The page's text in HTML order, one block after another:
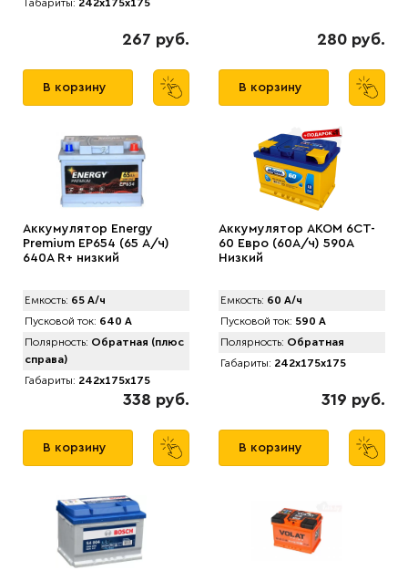
267 руб.
В корзину
280 руб.
В корзину
Аккумулятор Energy
Premium EP654 (65 А/ч)
640A R+ низкий
Емкость: 65 А/ч
Пусковой ток: 640 А
Полярность: Обратная (плюс
справа)
Габариты: 242x175x175
338 руб.
В корзину
Аккумулятор AKOM 6CT-
60 Евро (60А/ч) 590А
Низкий
Емкость: 60 А/ч
Пусковой ток: 590 А
Полярность: Обратная
Габариты: 242x175x175
319 руб.
В корзину